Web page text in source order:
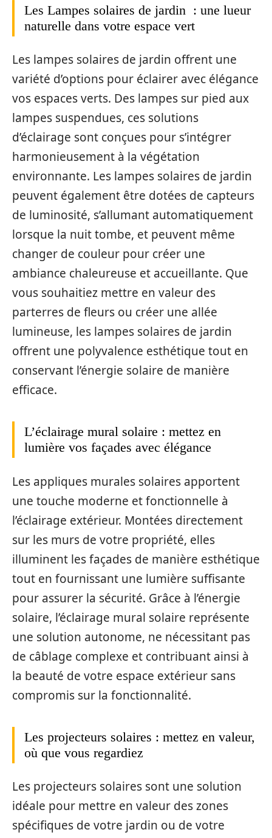
Les Lampes solaires de jardin : une lueur
naturelle dans votre espace vert
Les lampes solaires de jardin offrent une
variété d’options pour éclairer avec élégance
vos espaces verts. Des lampes sur pied aux
lampes suspendues, ces solutions
d’éclairage sont conçues pour s’intégrer
harmonieusement à la végétation
environnante. Les lampes solaires de jardin
peuvent également être dotées de capteurs
de luminosité, s’allumant automatiquement
lorsque la nuit tombe, et peuvent même
changer de couleur pour créer une
ambiance chaleureuse et accueillante. Que
vous souhaitiez mettre en valeur des
parterres de fleurs ou créer une allée
lumineuse, les lampes solaires de jardin
offrent une polyvalence esthétique tout en
conservant l’énergie solaire de manière
efficace.
L’éclairage mural solaire : mettez en
lumière vos façades avec élégance
Les appliques murales solaires apportent
une touche moderne et fonctionnelle à
l’éclairage extérieur. Montées directement
sur les murs de votre propriété, elles
illuminent les façades de manière esthétique
tout en fournissant une lumière suffisante
pour assurer la sécurité. Grâce à l’énergie
solaire, l’éclairage mural solaire représente
une solution autonome, ne nécessitant pas
de câblage complexe et contribuant ainsi à
la beauté de votre espace extérieur sans
compromis sur la fonctionnalité.
Les projecteurs solaires : mettez en valeur,
où que vous regardiez
Les projecteurs solaires sont une solution
idéale pour mettre en valeur des zones
spécifiques de votre jardin ou de votre